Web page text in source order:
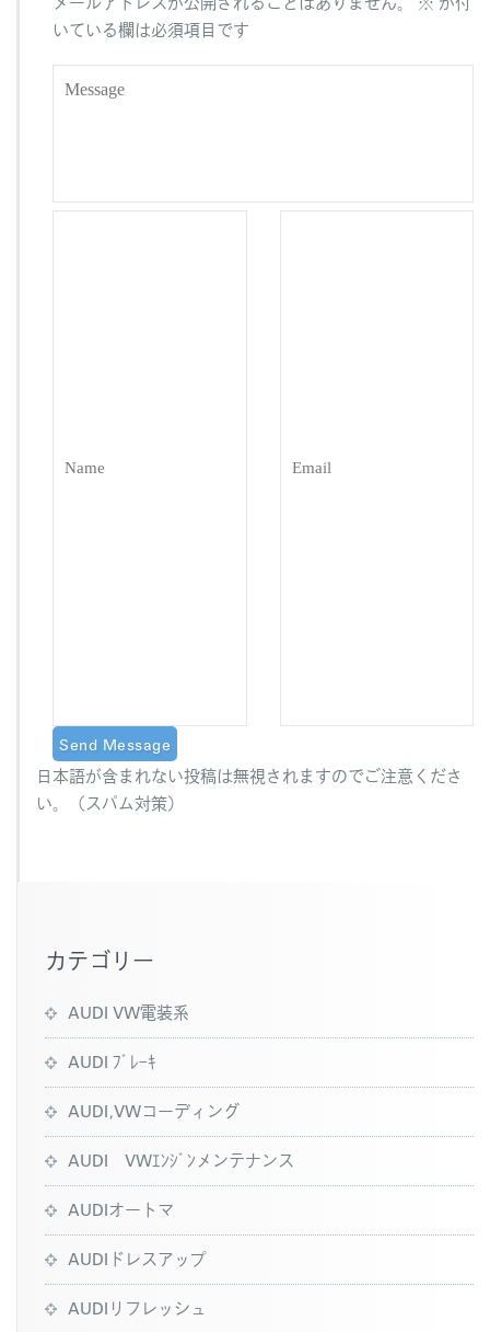
k
いている欄は必須項目です
日本語が含まれない投稿は無視されますのでご注意くださ
い。（スパム対策）
カテゴリー
AUDI VW電装系
AUDI ﾌﾞﾚｰｷ
AUDI,VWコーディング
AUDI VWｴﾝｼﾞﾝメンテナンス
AUDIオートマ
AUDIドレスアップ
AUDIリフレッシュ